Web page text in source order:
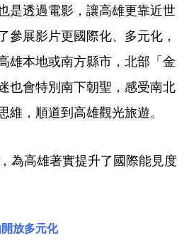
是透過電影，讓高雄更靠近世
參展影片更國際化、多元化，
雄本地或南方縣市，北部「金
也會特別南下朝聖，感受南北
維，順道到高雄觀光旅遊。
為高雄著實提升了國際能見度
放多元化